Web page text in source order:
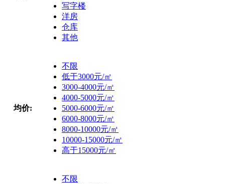
写字楼
洋房
仓库
其他
均价:
不限
低于3000元/㎡
3000-4000元/㎡
4000-5000元/㎡
5000-6000元/㎡
6000-8000元/㎡
8000-10000元/㎡
10000-15000元/㎡
高于15000元/㎡
不限